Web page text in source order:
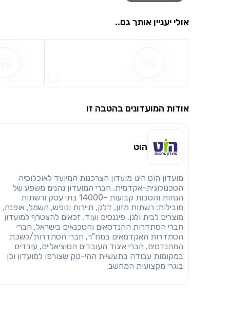
אולי יעניין אותך גם..
אודות המועדונים בהטבה זו
הוט
מועדון הוֹט הינו מועדון הצרכנות המיועד לאוכלוסיה
הטכנולוגית-אקדמית. חברי המועדון נהנים משפע של
הנחות והטבות קבועות -14000 בתי עסק ורשתות
מובילות: רשתות מזון, דלק, תיירות ונופש, חשמל, אופנה,
מוצרים לבית ולגן, פיננסים ועוד. זכאים להצטרף למועדון
חברי הסתדרות ההנדסאים והטכנאים בישראל, חברי
הסתדרות האקדמאים במח"ר, חברי הסתדרות/לשכת
המהנדסים, חברי איגוד העובדים הסוציאליים, עובדים
במקומות עבודה בתעשיית ההי-טק שצורפו למועדון וכן
בוגרי מקצועות המחשב.